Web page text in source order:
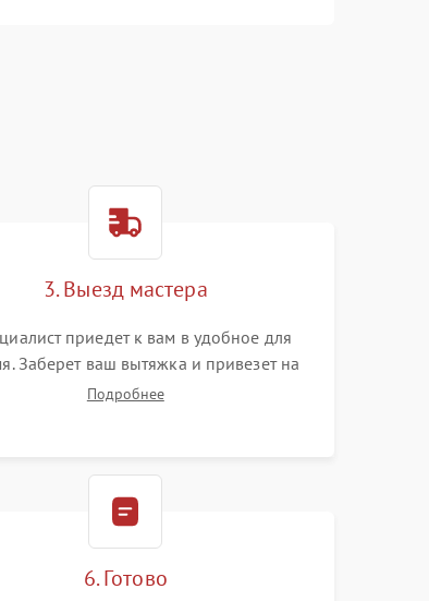
3. Выезд мастера
приедет к вам в удобное для
Заберет ваш вытяжка и привезет на
диагностики.Подробнее
6. Готово